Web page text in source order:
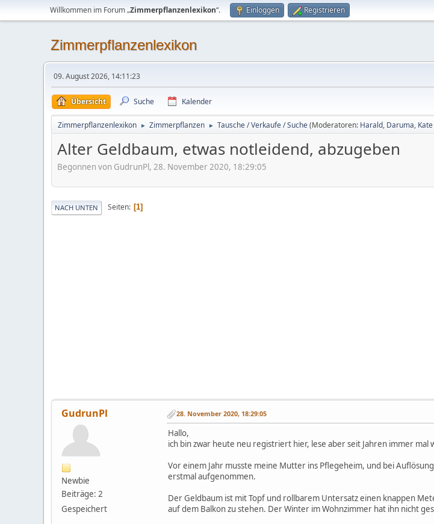
Willkommen im Forum „Zimmerpflanzenlexikon“. Einloggen Registrieren
Zimmerpflanzenlexikon
09. August 2026, 14:11:23
Übersicht Suche Kalender
Zimmerpflanzenlexikon ► Zimmerpflanzen ► Tausche / Verkaufe / Suche(Moderatoren: Harald, Daruma,
Alter Geldbaum, etwas notleidend, abzugeben
Begonnen von GudrunPl, 28. November 2020, 18:29:05
NACH UNTEN Seiten 1
GudrunPl
Newbie
Beiträge: 2
Gespeichert
28. November 2020, 18:29:05
Hallo,
ich bin zwar heute neu registriert hier, lese aber seit Jahren immer mal
Vor einem Jahr musste meine Mutter ins Pflegeheim, und bei
erstmal aufgenommen.
Der Geldbaum ist mit Topf und rollbarem Untersatz einen knappen
auf dem Balkon zu stehen. Der Winter im Wohnzimmer hat ihn nicht